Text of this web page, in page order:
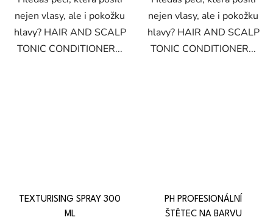
nejen vlasy, ale i pokožku
hlavy? HAIR AND SCALP
TONIC CONDITIONER...
nejen vlasy, ale i pokožku
hlavy? HAIR AND SCALP
TONIC CONDITIONER...
TEXTURISING SPRAY 300
ML
PH PROFESIONÁLNÍ
ŠTĚTEC NA BARVU